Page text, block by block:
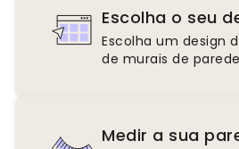
Escolha o seu
Escolha um design
de murais de
Medir a sua